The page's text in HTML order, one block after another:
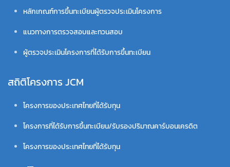
หลักเกณฑ์การขึ้นทะเบียนผู้ตรวจประเมินโครงการ
แนวทางการตรวจสอบและทวนสอบ
ผู้ตรวจประเมินโครงการที่ได้รับการขึ้นทะเบียน
สถิติโครงการ JCM
โครงการของประเทศไทยที่ได้รับทุน
โครงการที่ได้รับการขึ้นทะเบียน/รับรองปริมาณคาร์บอนเครดิต
โครงการของประเทศไทยที่ได้รับทุน